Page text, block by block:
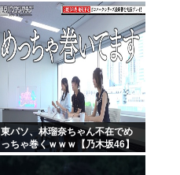
ｗｗｗｗｗｗｗｗｗｗ
東パソ、林瑠奈ちゃん不在でめ
っちゃ巻くｗｗｗ【乃木坂46】